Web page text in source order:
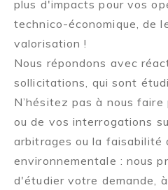
plus d'impacts pour vos
technico-économique, de
valorisation !
Nous répondons avec
sollicitations, qui sont
N’hésitez pas à nous
ou de vos interrogations
arbitrages ou la faisabilité
environnementale : nous
d'étudier votre demande,